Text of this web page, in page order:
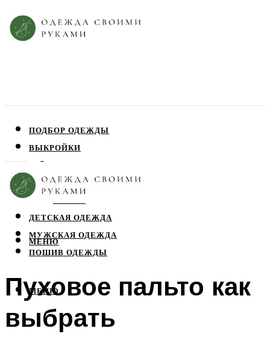
ПОДБОР ОДЕЖДЫ
ВЫКРОЙКИ
ЮБКИ
ДЕТСКАЯ ОДЕЖДА
МУЖСКАЯ ОДЕЖДА
ПОШИВ ОДЕЖДЫ
МЕНЮ
МЕНЮ
Пуховое пальто как
выбрать